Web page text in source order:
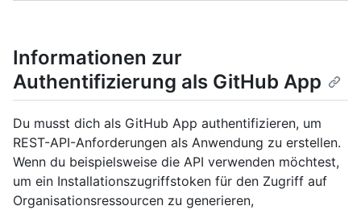
Informationen zur
Authentifizierung als GitHub App
Du musst dich als GitHub App authentifizieren, um
REST-API-Anforderungen als Anwendung zu erstellen.
Wenn du beispielsweise die API verwenden möchtest,
um ein Installationszugriffstoken für den Zugriff auf
Organisationsressourcen zu generieren,